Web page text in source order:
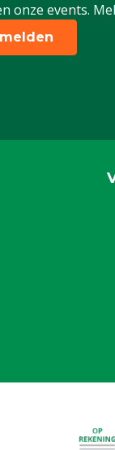
onze events.